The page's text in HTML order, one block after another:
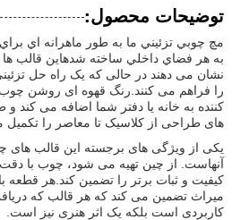
توضیحات محصول:
مچ چوبي تزئيني ما به طور ماهرانه اي
به هر فضاي داخلي ساخته شدهاین قالب ها
نشان می دهند در حالی که یک راه حل
را فراهم می کنند.رنگ قهوه ای روشن
کننده به خانه یا دفتر شما اضافه می کند
های طراحی از کلاسیک تا معاصر را تکمیل
یکی از ویژگی های برجسته این قالب های
آنهاست. از چین تهیه می شود، چوب با
کیفیت و ثبات برتر را تضمین کند.هر قطعه
میراث تضمین می کند که هر قالب که
کاربردی است بلکه یک اثر هنری نیز است.